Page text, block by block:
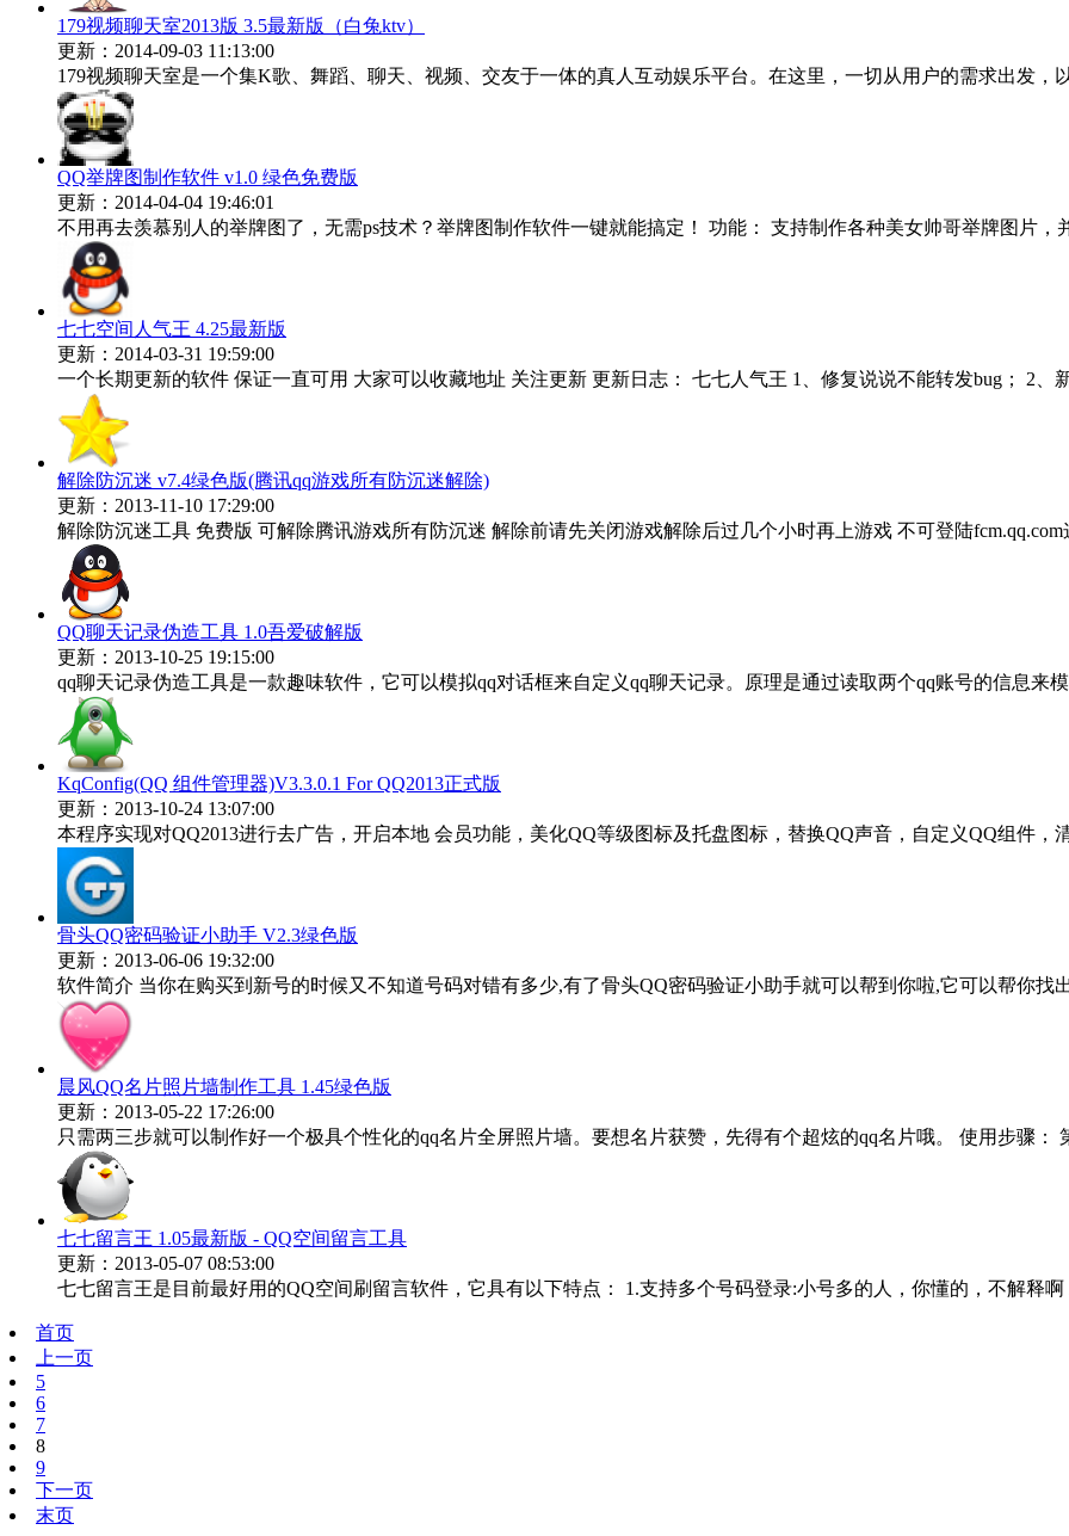
179视频聊天室2013版 3.5最新版（白兔ktv）
更新：2014-09-03 11:13:00
179视频聊天室是一个集K歌、舞蹈、聊天、视频、交友于一体的真人互动娱乐平台。在这里，一切从用户的需求出发，
QQ举牌图制作软件 v1.0 绿色免费版
更新：2014-04-04 19:46:01
不用再去羡慕别人的举牌图了，无需ps技术？举牌图制作软件一键就能搞定！ 功能： 支持制作各种美女帅哥举牌图片，
七七空间人气王 4.25最新版
更新：2014-03-31 19:59:00
一个长期更新的软件 保证一直可用 大家可以收藏地址 关注更新 更新日志： 七七人气王 1、修复说说不能转发bug； 2、
解除防沉迷 v7.4绿色版(腾讯qq游戏所有防沉迷解除)
更新：2013-11-10 17:29:00
解除防沉迷工具 免费版 可解除腾讯游戏所有防沉迷 解除前请先关闭游戏解除后过几个小时再上游戏 不可登陆fcm.qq.com
QQ聊天记录伪造工具 1.0吾爱破解版
更新：2013-10-25 19:15:00
qq聊天记录伪造工具是一款趣味软件，它可以模拟qq对话框来自定义qq聊天记录。原理是通过读取两个qq账号的信息来
KqConfig(QQ 组件管理器)V3.3.0.1 For QQ2013正式版
更新：2013-10-24 13:07:00
本程序实现对QQ2013进行去广告，开启本地 会员功能，美化QQ等级图标及托盘图标，替换QQ声音，自定义QQ组件，
骨头QQ密码验证小助手 V2.3绿色版
更新：2013-06-06 19:32:00
软件简介 当你在购买到新号的时候又不知道号码对错有多少,有了骨头QQ密码验证小助手就可以帮到你啦,它可以帮你找
晨风QQ名片照片墙制作工具 1.45绿色版
更新：2013-05-22 17:26:00
只需两三步就可以制作好一个极具个性化的qq名片全屏照片墙。要想名片获赞，先得有个超炫的qq名片哦。 使用步骤：
七七留言王 1.05最新版 - QQ空间留言工具
更新：2013-05-07 08:53:00
七七留言王是目前最好用的QQ空间刷留言软件，它具有以下特点： 1.支持多个号码登录:小号多的人，你懂的，不解释啊
首页
上一页
5
6
7
8
9
下一页
末页